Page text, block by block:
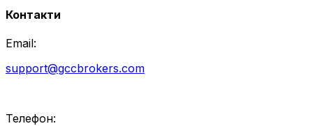
Контакти
Email:
support@gccbrokers.com
Телефон: